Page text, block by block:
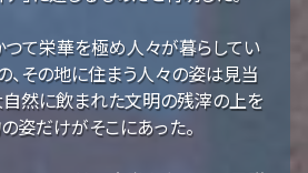
つて栄華を極め人々が暮らしてい
、その地に住まう人々の姿は見当
自然に飲まれた文明の残滓の上を
姿だけがそこにあった。